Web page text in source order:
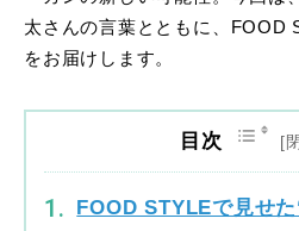
太さんの言葉とともに、FOOD
をお届けします。
目次
FOOD STYLEで見せ